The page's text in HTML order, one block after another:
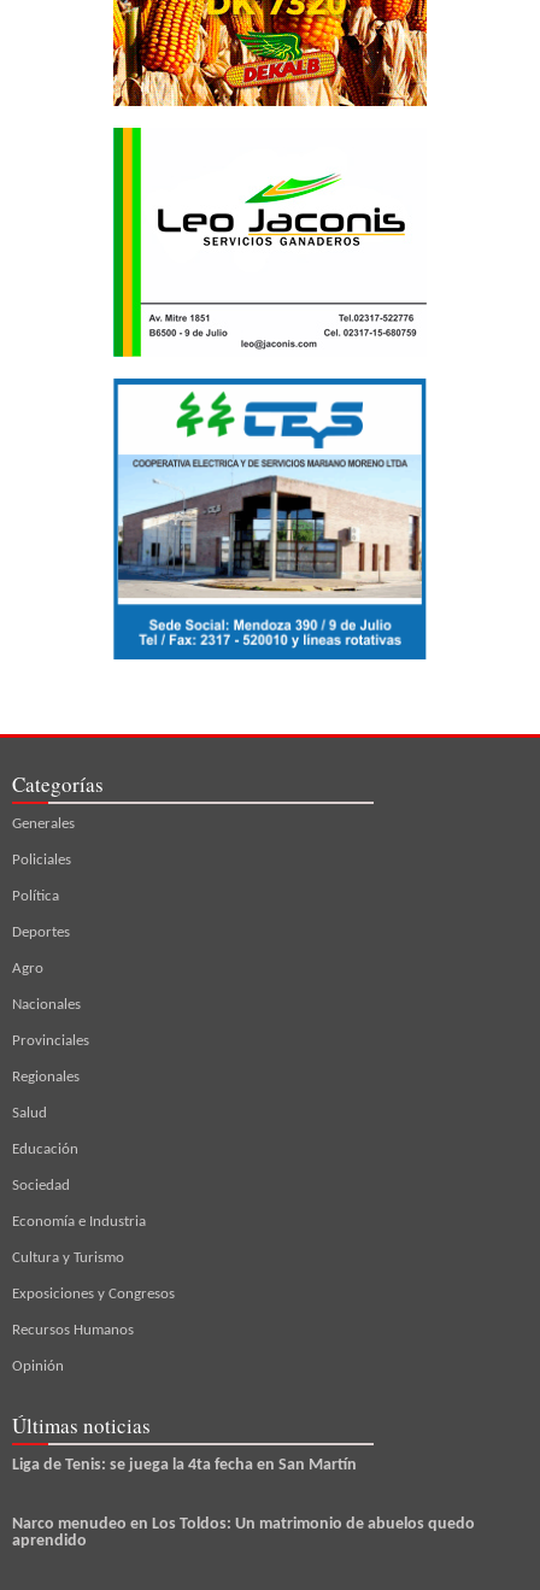
Categorías
Generales
Policiales
Política
Deportes
Agro
Nacionales
Provinciales
Regionales
Salud
Educación
Sociedad
Economía e Industria
Cultura y Turismo
Exposiciones y Congresos
Recursos Humanos
Opinión
Últimas noticias
Liga de Tenis: se juega la 4ta fecha en San Martín
Narco menudeo en Los Toldos: Un matrimonio de abuelos quedo
aprendido